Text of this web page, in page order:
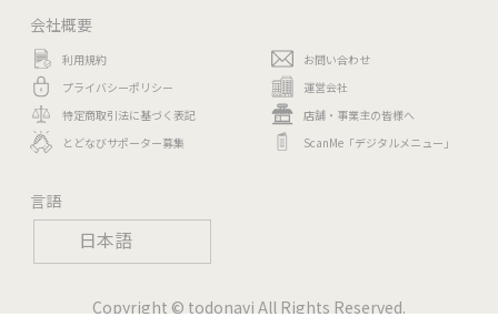
日本語
会社概要
利用規約
プライバシーポリシー
特定商取引法に基づく表記
とどなびサポーター募集
お問い合わせ
運営会社
店舗・事業主の皆様へ
ScanMe「デジタルメニュー」
言語
Copyright © todonavi All Rights Reserved.